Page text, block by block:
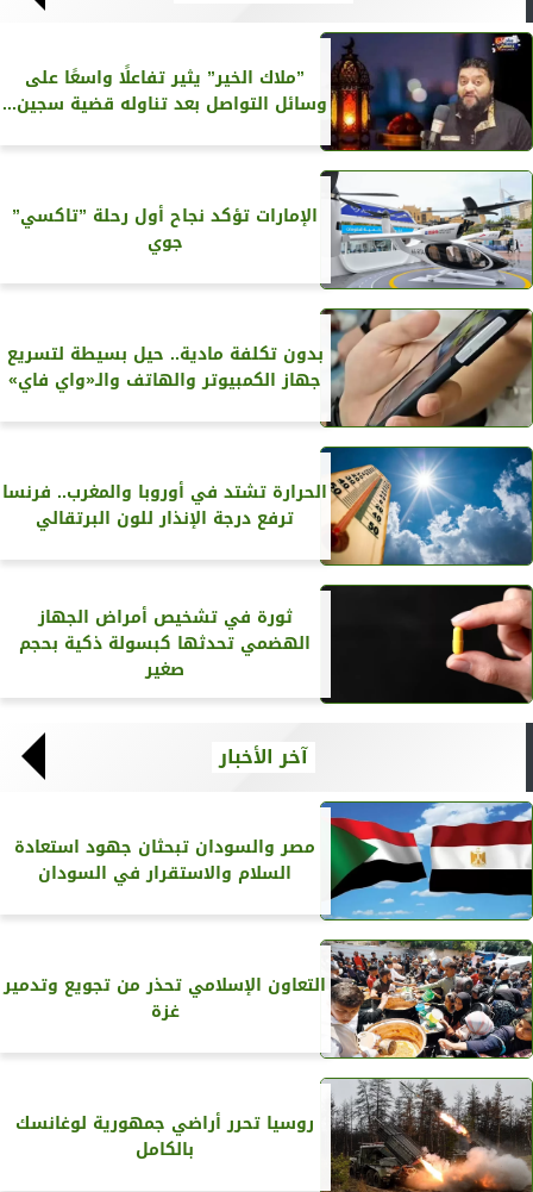
”ملاك الخير” يثير تفاعلًا واسعًا على
وسائل التواصل بعد تناوله قضية سجين...
الإمارات تؤكد نجاح أول رحلة ”تاكسي”
جوي
بدون تكلفة مادية.. حيل بسيطة لتسريع
جهاز الكمبيوتر والهاتف والـ«واي فاي»
الحرارة تشتد في أوروبا والمغرب.. فرنسا
ترفع درجة الإنذار للون البرتقالي
ثورة في تشخيص أمراض الجهاز
الهضمي تحدثها كبسولة ذكية بحجم
صغير
آخر الأخبار
مصر والسودان تبحثان جهود استعادة
السلام والاستقرار في السودان
التعاون الإسلامي تحذر من تجويع وتدمير
غزة
روسيا تحرر أراضي جمهورية لوغانسك
بالكامل